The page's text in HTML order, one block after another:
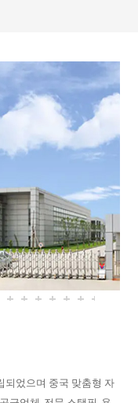
되었으며 중국 맞춤형 자